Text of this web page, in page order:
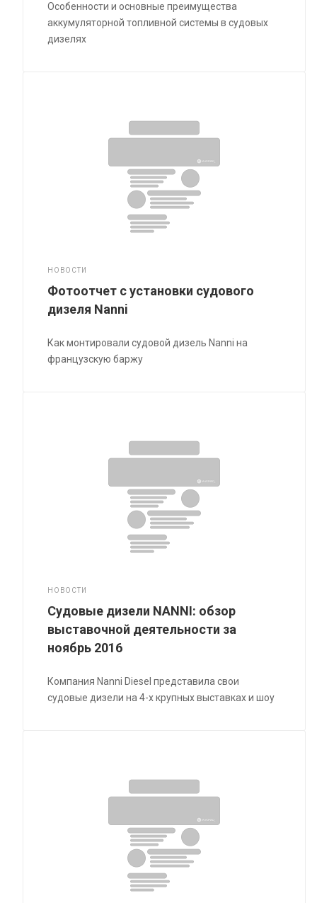
Особенности и основные преимущества
аккумуляторной топливной системы в судовых
дизелях
НОВОСТИ
Фотоотчет с установки судового
дизеля Nanni
Как монтировали судовой дизель Nanni на
французскую баржу
НОВОСТИ
Судовые дизели NANNI: обзор
выставочной деятельности за
ноябрь 2016
Компания Nanni Diesel представила свои
судовые дизели на 4-х крупных выставках и шоу